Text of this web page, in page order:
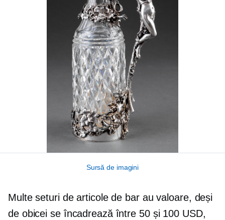
Sursă de imagini
Multe seturi de articole de bar au valoare, deși
de obicei se încadrează între 50 și 100 USD,